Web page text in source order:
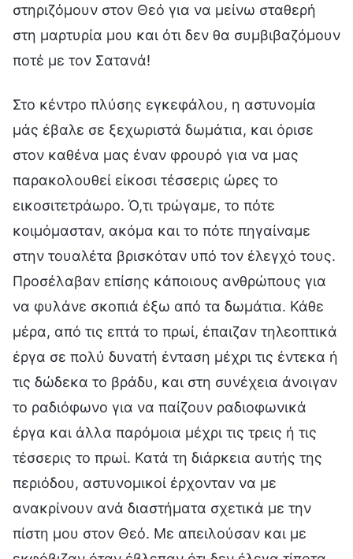
στηριζόμουν στον Θεό για να μείνω σταθερή
στη μαρτυρία μου και ότι δεν θα συμβιβαζόμουν
ποτέ με τον Σατανά!
Στο κέντρο πλύσης εγκεφάλου, η αστυνομία
μάς έβαλε σε ξεχωριστά δωμάτια, και όρισε
στον καθένα μας έναν φρουρό για να μας
παρακολουθεί είκοσι τέσσερις ώρες το
εικοσιτετράωρο. Ό,τι τρώγαμε, το πότε
κοιμόμασταν, ακόμα και το πότε πηγαίναμε
στην τουαλέτα βρισκόταν υπό τον έλεγχό τους.
Προσέλαβαν επίσης κάποιους ανθρώπους για
να φυλάνε σκοπιά έξω από τα δωμάτια. Κάθε
μέρα, από τις επτά το πρωί, έπαιζαν τηλεοπτικά
έργα σε πολύ δυνατή ένταση μέχρι τις έντεκα ή
τις δώδεκα το βράδυ, και στη συνέχεια άνοιγαν
το ραδιόφωνο για να παίζουν ραδιοφωνικά
έργα και άλλα παρόμοια μέχρι τις τρεις ή τις
τέσσερις το πρωί. Κατά τη διάρκεια αυτής της
περιόδου, αστυνομικοί έρχονταν να με
ανακρίνουν ανά διαστήματα σχετικά με την
πίστη μου στον Θεό. Με απειλούσαν και με